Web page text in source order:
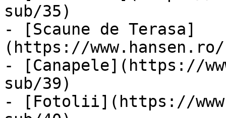
sub/35)
- [Scaune de Terasa]
(https://
- [Canapele](https://
sub/39)
- [Fotolii](https://